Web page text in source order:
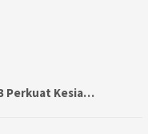
Perkuat Kesia…